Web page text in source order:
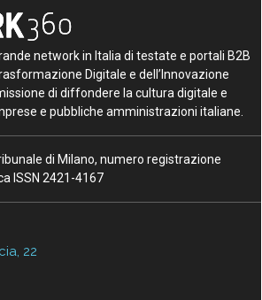
network in Italia di testate e portali B2B
Digitale e dell’Innovazione
di diffondere la cultura digitale e
e pubbliche amministrazioni italiane.
di Milano, numero registrazione
ISSN 2421-4167
22